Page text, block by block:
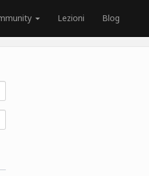
Lezioni Blog